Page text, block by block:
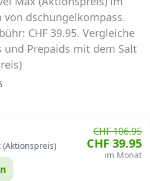
Hotspots und Smart
Abo
im neuen Design
Schweiz
von dschungelkompass.
CHF 39.95. Vergleiche
und Prepaids mit dem Salt
(Aktionspreis)
CHF 106.95
CHF 39.95
im Monat